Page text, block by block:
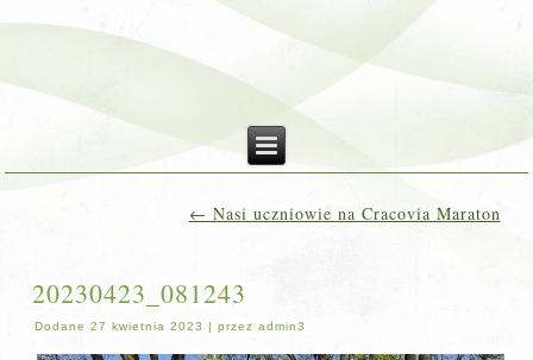
← Nasi uczniowie na Cracovia Maraton
20230423_081243
Dodane 27 kwietnia 2023 |przez admin3